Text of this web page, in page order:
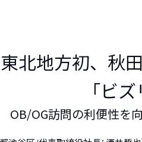
東北地方初、秋
「ビ
OB/OG訪問の利便性を